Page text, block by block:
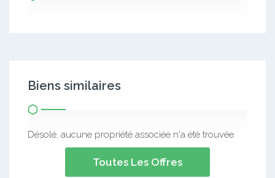
Biens similaires
Désolé, aucune propriété associée n'a été trouvée.
Toutes Les Offres